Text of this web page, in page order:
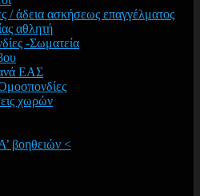
/ άδεια ασκήσεως επαγγέλματος
αθλητή
-Σωματεία
ΕΑΣ
χωρών
βοηθειών <